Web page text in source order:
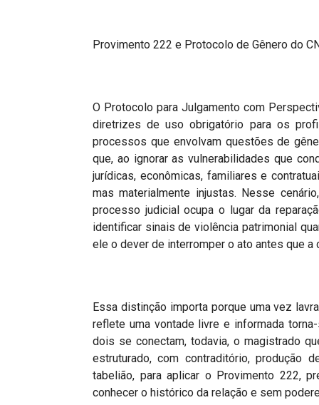
Provimento 222 e Protocolo de Gênero do
O Protocolo para Julgamento com
diretrizes de uso obrigatório para os
processos que envolvam questões de
que, ao ignorar as vulnerabilidades que
jurídicas, econômicas, familiares e
mas materialmente injustas. Nesse
processo judicial ocupa o lugar da
identificar sinais de violência patrimonial
ele o dever de interromper o ato antes que
Essa distinção importa porque uma vez
reflete uma vontade livre e informada
dois se conectam, todavia, o magistrado
estruturado, com contraditório, produção
tabelião, para aplicar o Provimento 222,
conhecer o histórico da relação e sem